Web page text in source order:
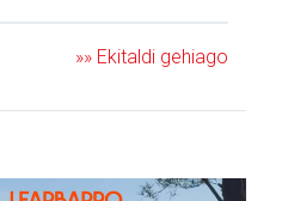
»» Ekitaldi gehiago